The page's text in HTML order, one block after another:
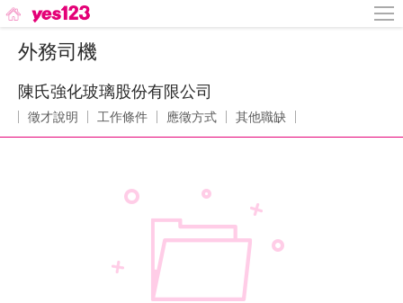
外務司機
陳氏強化玻璃股份有限公司
徵才說明 工作條件 應徵方式 其他職缺